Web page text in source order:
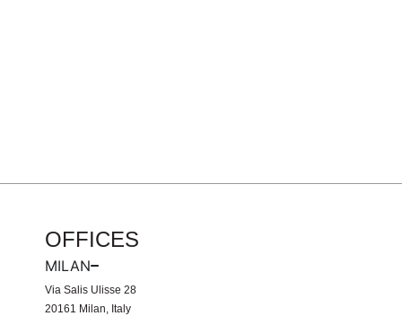
OFFICES
MILAN
Via Salis Ulisse 28
20161 Milan, Italy